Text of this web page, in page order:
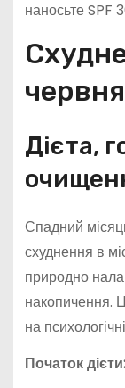
наносьте SPF
Дієта,
Спадний
схуднення в
природно
накопичення.
на
Початок дієти: